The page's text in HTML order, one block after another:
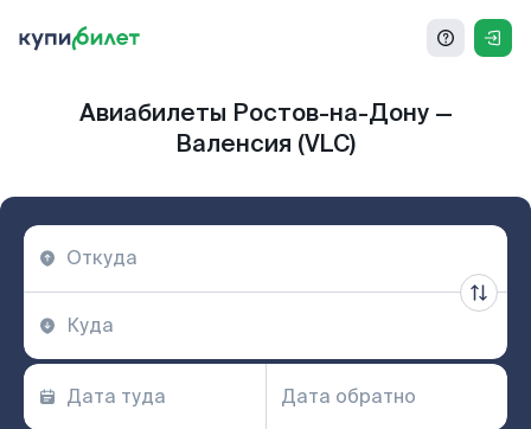
Авиабилеты Ростов-на-Дону —
Валенсия (VLC)